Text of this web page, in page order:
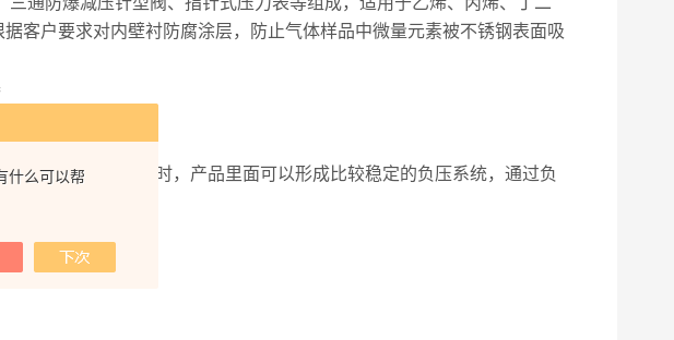
什么可以帮
客户要求对内壁衬防腐涂层，防止气体样品中微量元素被不锈钢表面吸
以超过1万个小时，产品里面可以形成比较稳定的负压系统，通过负